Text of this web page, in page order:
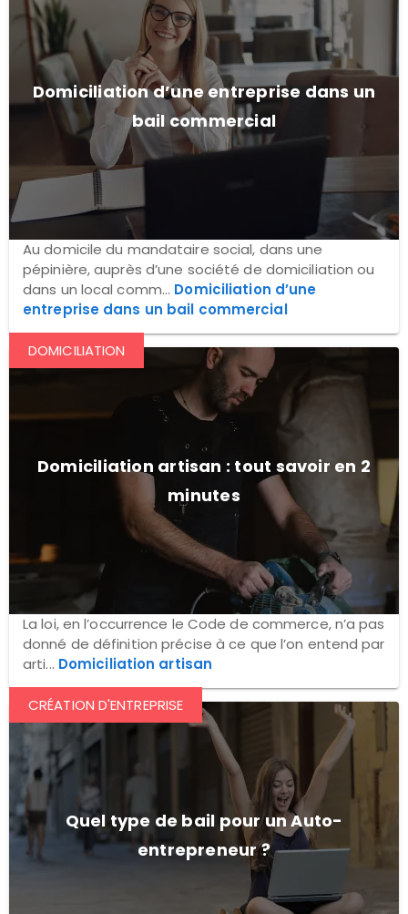
Domiciliation d’une entreprise dans un
bail commercial
Au domicile du mandataire social, dans une
pépinière, auprès d’une société de domiciliation ou
dans un local comm... Domiciliation d’une
entreprise dans un bail commercial
Domiciliation artisan : tout savoir en 2
minutes
DOMICILIATION
La loi, en l’occurrence le Code de commerce, n’a pas
donné de définition précise à ce que l’on entend par
arti... Domiciliation artisan
Quel type de bail pour un Auto-
entrepreneur ?
CRÉATION D'ENTREPRISE